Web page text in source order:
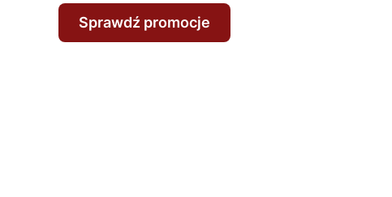
Sprawdź promocje